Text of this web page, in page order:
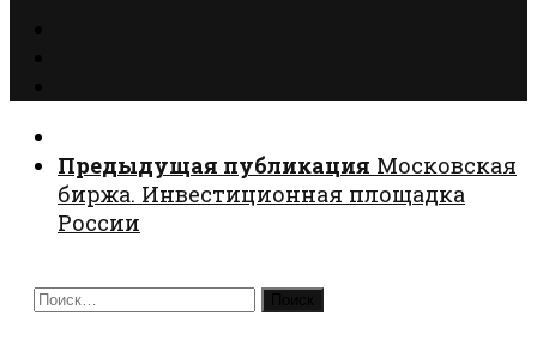
Предыдущая публикация Московская
биржа. Инвестиционная площадка
России
Найти: